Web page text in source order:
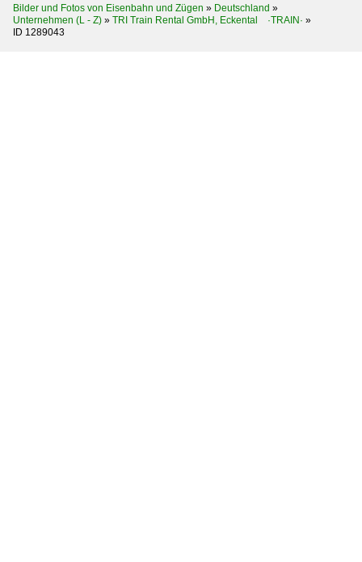
Bilder und Fotos von Eisenbahn und Zügen » Deutschland »
Unternehmen (L - Z) » TRI Train Rental GmbH, Eckental ·TRAIN· »
ID 1289043